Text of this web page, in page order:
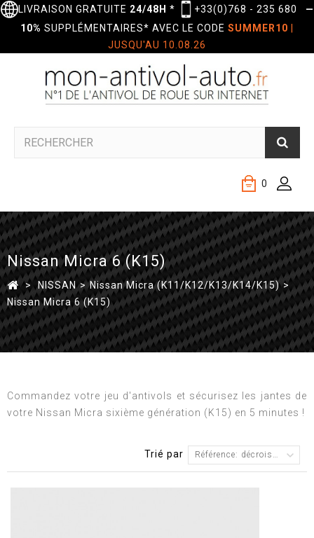
LIVRAISON GRATUITE 24/48H * +33(0)768 - 235 680
—
10% SUPPLÉMENTAIRES* AVEC LE CODE SUMMER10
JUSQU'AU 10.08.26
0
Nissan Micra 6 (K15)
> NISSAN > Nissan Micra (K11/K12/K13/K14/K15) >
Nissan Micra 6 (K15)
Commandez votre jeu d'antivols et sécurisez les jantes de
votre Nissan Micra sixième génération (K15) en 5 minutes !
Trié par Référence: décroissante